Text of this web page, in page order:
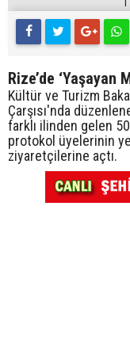
Rize’de ‘Yaşayan
Kültür ve Turizm
Çarşısı'nda
farklı ilinden gelen 50
protokol üyelerinin yer
ziyaretçilerine açtı.